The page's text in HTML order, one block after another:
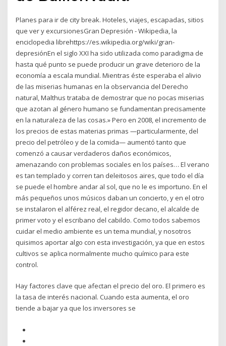
Planes para ir de city break. Hoteles, viajes, escapadas, sitios
que ver y excursionesGran Depresión - Wikipedia, la
enciclopedia librehttps://es.wikipedia.org/wiki/gran-
depresiónEn el siglo XXI ha sido utilizada como paradigma de
hasta qué punto se puede producir un grave deterioro de la
economía a escala mundial. Mientras éste esperaba el alivio
de las miserias humanas en la observancia del Derecho
natural, Malthus trataba de demostrar que no pocas miserias
que azotan al género humano se fundamentan precisamente
en la naturaleza de las cosas.» Pero en 2008, el incremento de
los precios de estas materias primas —particularmente, del
precio del petróleo y de la comida— aumentó tanto que
comenzó a causar verdaderos daños económicos,
amenazando con problemas sociales en los países… El verano
es tan templado y corren tan deleitosos aires, que todo el día
se puede el hombre andar al sol, que no le es importuno. En el
más pequeños unos músicos daban un concierto, y en el otro
se instalaron el alférez real, el regidor decano, el alcalde de
primer voto y el escribano del cabildo. Como todos sabemos
cuidar el medio ambiente es un tema mundial, y nosotros
quisimos aportar algo con esta investigación, ya que en estos
cultivos se aplica normalmente mucho químico para este
control.
Hay factores clave que afectan el precio del oro. El primero es
la tasa de interés nacional. Cuando esta aumenta, el oro
tiende a bajar ya que los inversores se